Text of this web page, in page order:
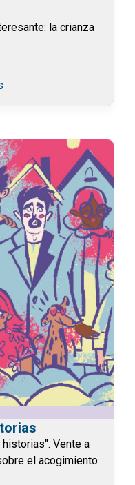
la crianza
Vente a
el acogimiento